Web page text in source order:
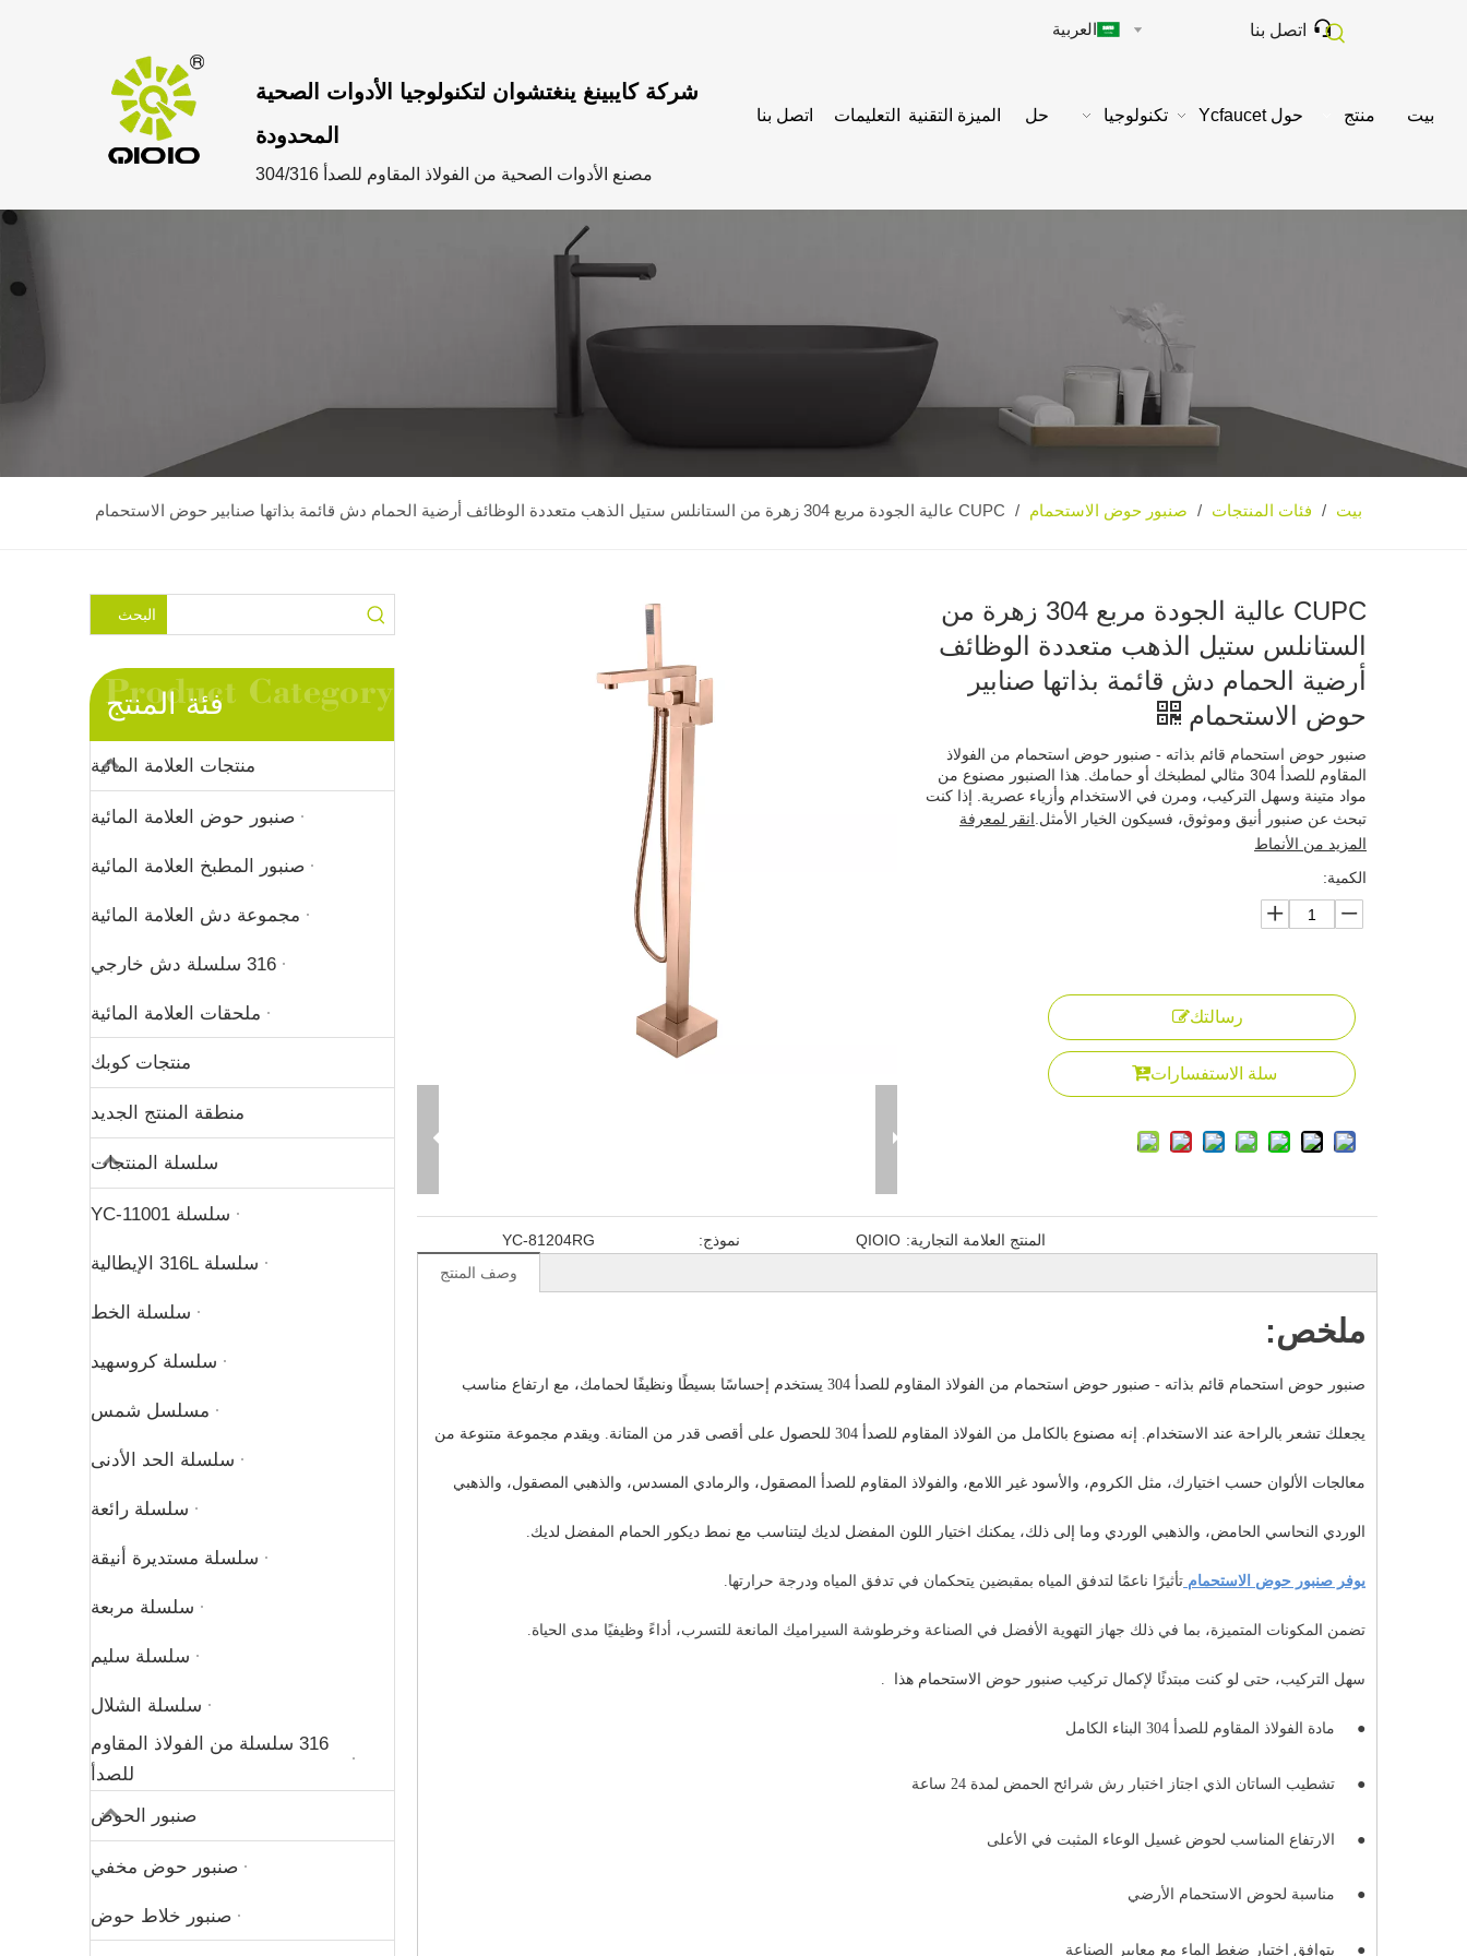
 اتصل بنا العربية
شركة كايبينغ ينغتشوان لتكنولوجيا الأدوات الصحية
المحدودة
مصنع الأدوات الصحية من الفولاذ المقاوم للصدأ 304/316
بيت منتج حول Ycfaucet تكنولوجيا حل الميزة التقنية التعليمات اتصل بنا
بيت / فئات المنتجات / صنبور حوض الاستحمام / CUPC عالية الجودة مربع 304 زهرة من الستانلس ستيل الذهب متعددة الوظائف أرضية الحمام دش قائمة بذاتها صنابير حوض الاستحمام
البحث
فئة المنتج
منتجات العلامة المائية
صنبور حوض العلامة المائية
صنبور المطبخ العلامة المائية
مجموعة دش العلامة المائية
316 سلسلة دش خارجي
ملحقات العلامة المائية
منتجات كوبك
منطقة المنتج الجديد
سلسلة المنتجات
سلسلة YC-11001
سلسلة 316L الإيطالية
سلسلة الخط
سلسلة كروسهيد
مسلسل شمس
سلسلة الحد الأدنى
سلسلة رائعة
سلسلة مستديرة أنيقة
سلسلة مربعة
سلسلة سليم
سلسلة الشلال
316 سلسلة من الفولاذ المقاوم
للصدأ
صنبور الحوض
صنبور حوض مخفي
صنبور خلاط حوض
CUPC عالية الجودة مربع 304 زهرة من
الستانلس ستيل الذهب متعددة الوظائف
أرضية الحمام دش قائمة بذاتها صنابير
حوض الاستحمام
صنبور حوض استحمام قائم بذاته - صنبور حوض استحمام من الفولاذ
المقاوم للصدأ 304 مثالي لمطبخك أو حمامك. هذا الصنبور مصنوع من
مواد متينة وسهل التركيب، ومرن في الاستخدام وأزياء عصرية. إذا كنت
تبحث عن صنبور أنيق وموثوق، فسيكون الخيار الأمثل. انقر لمعرفة
المزيد من الأنماط
الكمية:
رسالتك
سلة الاستفسارات
نموذج: YC-81204RG المنتج العلامة التجارية: QIOIO
وصف المنتج
ملخص:
صنبور حوض استحمام قائم بذاته - صنبور حوض استحمام من الفولاذ المقاوم للصدأ 304 يستخدم إحساسًا بسيطًا ونظيفًا لحمامك، مع ارتفاع مناسب
يجعلك تشعر بالراحة عند الاستخدام. إنه مصنوع بالكامل من الفولاذ المقاوم للصدأ 304 للحصول على أقصى قدر من المتانة. ويقدم مجموعة متنوعة من
معالجات الألوان حسب اختيارك، مثل الكروم، والأسود غير اللامع، والفولاذ المقاوم للصدأ المصقول، والرمادي المسدس، والذهبي المصقول، والذهبي
الوردي النحاسي الحامض، والذهبي الوردي وما إلى ذلك، يمكنك اختيار اللون المفضل لديك ليتناسب مع نمط ديكور الحمام المفضل لديك.
يوفر صنبور حوض الاستحمام تأثيرًا ناعمًا لتدفق المياه بمقبضين يتحكمان في تدفق المياه ودرجة حرارتها.
تضمن المكونات المتميزة، بما في ذلك جهاز التهوية الأفضل في الصناعة وخرطوشة السيراميك المانعة للتسرب، أداءً وظيفيًا مدى الحياة.
سهل التركيب، حتى لو كنت مبتدئًا لإكمال تركيب صنبور حوض الاستحمام هذا .
● مادة الفولاذ المقاوم للصدأ 304 البناء الكامل
● تشطيب الساتان الذي اجتاز اختبار رش شرائح الحمض لمدة 24 ساعة
● الارتفاع المناسب لحوض غسيل الوعاء المثبت في الأعلى
● مناسبة لحوض الاستحمام الأرضي
● يتوافق اختبار ضغط الماء مع معايير الصناعة